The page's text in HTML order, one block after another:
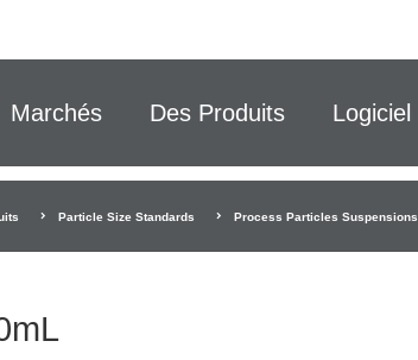
Marchés Des Produits Logiciel
Particle Size Standards Process Particles Suspensions